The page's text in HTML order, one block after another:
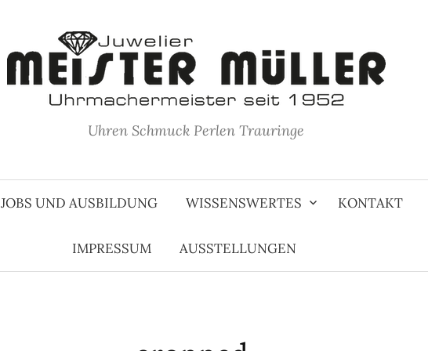
Uhren Schmuck Perlen Trauringe
JOBS UND AUSBILDUNG WISSENSWERTES KONTAKT
IMPRESSUM AUSSTELLUNGEN